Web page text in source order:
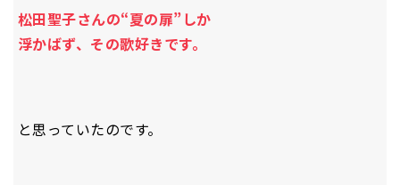
松田聖子さんの“夏の扉”しか
浮かばず、その歌好きです。
と思っていたのです。